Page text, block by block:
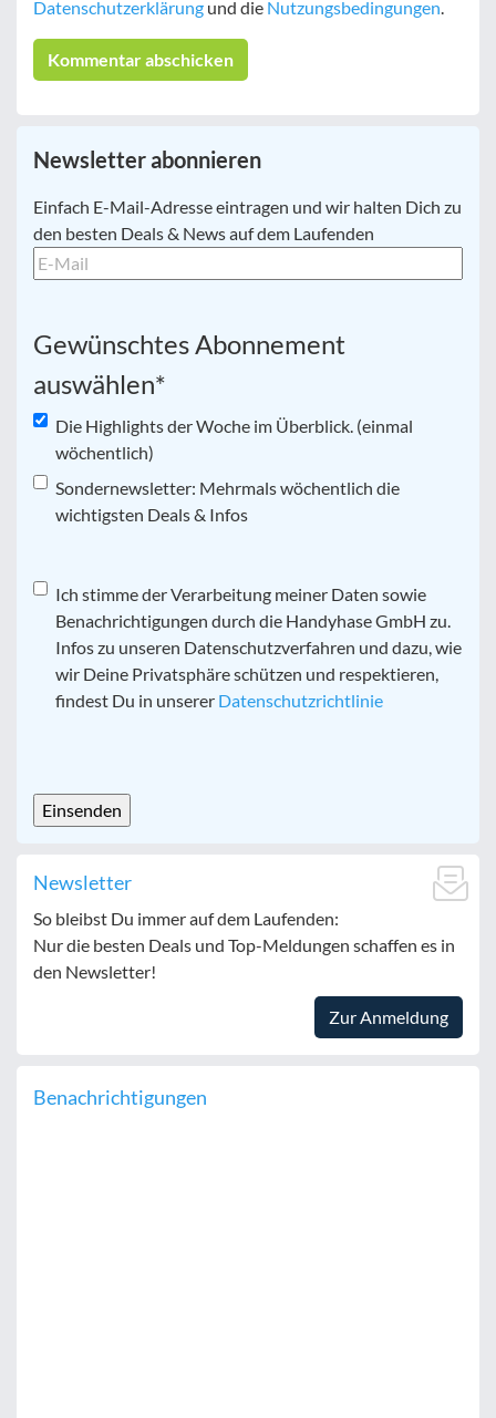
Datenschutzerklärung und die Nutzungsbedingungen.
Newsletter abonnieren
E-
Mail *
Einfach E-Mail-Adresse eintragen und wir halten Dich zu
den besten Deals & News auf dem Laufenden
Gewünschtes Abonnement
auswählen*
Die Highlights der Woche im Überblick. (einmal
wöchentlich)
Sondernewsletter: Mehrmals wöchentlich die
wichtigsten Deals & Infos
Datenschutz*
Ich stimme der Verarbeitung meiner Daten sowie
Benachrichtigungen durch die Handyhase GmbH zu.
Infos zu unseren Datenschutzverfahren und dazu, wie
wir Deine Privatsphäre schützen und respektieren,
findest Du in unserer Datenschutzrichtlinie
Newsletter
So bleibst Du immer auf dem Laufenden:
Nur die besten Deals und Top-Meldungen schaffen es in
den Newsletter!
Zur Anmeldung
Benachrichtigungen